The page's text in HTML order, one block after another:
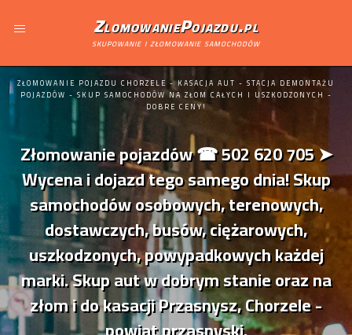
ZlomowaniePojazdu.pl
skupowanie i złomowanie samochodów
ZŁOMOWANIE POJAZDU CHORZELE - KASACJA AUT - STACJA DEMONTAŻU
POJAZDÓW - SKUP SAMOCHODÓW NA ZŁOM CAŁYCH I USZKODZONYCH -
DOBRE CENY!
Złomowanie pojazdów ☎ 502 620 705 ➤
Wycena i dojazd tego samego dnia! Skup
samochodów osobowych, terenowych,
dostawczych, busów, ciężarowych,
uszkodzonych, powypadkowych każdej
marki. Skup aut w dobrym stanie oraz na
złom i do kasacji Przasnysz, Chorzele -